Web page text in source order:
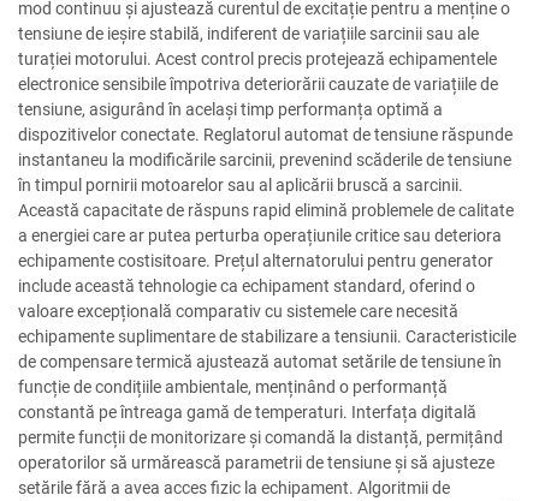
mod continuu și ajustează curentul de excitație pentru a menține o
tensiune de ieșire stabilă, indiferent de variațiile sarcinii sau ale
turației motorului. Acest control precis protejează echipamentele
electronice sensibile împotriva deteriorării cauzate de variațiile de
tensiune, asigurând în același timp performanța optimă a
dispozitivelor conectate. Reglatorul automat de tensiune răspunde
instantaneu la modificările sarcinii, prevenind scăderile de tensiune
în timpul pornirii motoarelor sau al aplicării bruscă a sarcinii.
Această capacitate de răspuns rapid elimină problemele de calitate
a energiei care ar putea perturba operațiunile critice sau deteriora
echipamente costisitoare. Prețul alternatorului pentru generator
include această tehnologie ca echipament standard, oferind o
valoare excepțională comparativ cu sistemele care necesită
echipamente suplimentare de stabilizare a tensiunii. Caracteristicile
de compensare termică ajustează automat setările de tensiune în
funcție de condițiile ambientale, menținând o performanță
constantă pe întreaga gamă de temperaturi. Interfața digitală
permite funcții de monitorizare și comandă la distanță, permițând
operatorilor să urmărească parametrii de tensiune și să ajusteze
setările fără a avea acces fizic la echipament. Algoritmii de